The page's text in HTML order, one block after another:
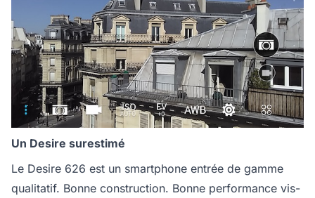
Un Desire surestimé
Le Desire 626 est un smartphone entrée de gamme
qualitatif. Bonne construction. Bonne performance vis-